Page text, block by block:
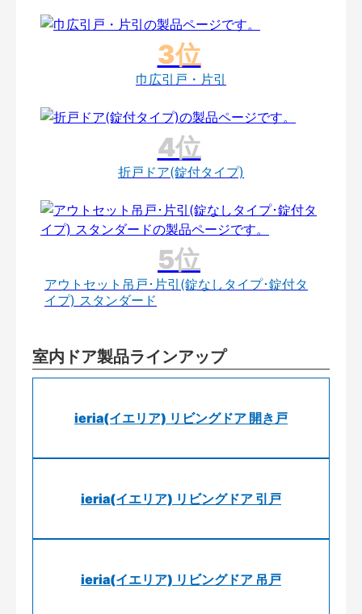
巾広引戸・片引
折戸ドア(錠付タイプ)
アウトセット吊戸･片引(錠なしタイプ･錠付タ
イプ) スタンダード
室内ドア製品ラインアップ
ieria(イエリア) リビングドア 開き戸
ieria(イエリア) リビングドア 引戸
ieria(イエリア) リビングドア 吊戸